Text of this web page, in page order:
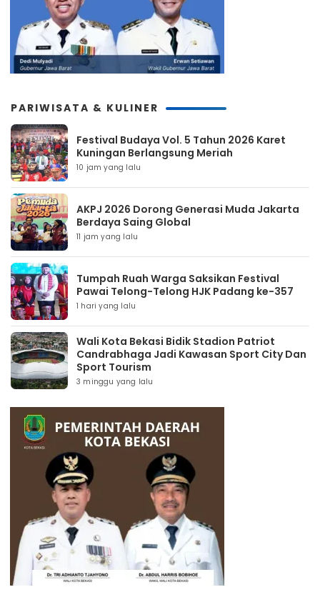
PARIWISATA & KULINER
Festival Budaya Vol. 5 Tahun 2026 Karet
Kuningan Berlangsung Meriah
10 jam yang lalu
AKPJ 2026 Dorong Generasi Muda Jakarta
Berdaya Saing Global
11 jam yang lalu
Tumpah Ruah Warga Saksikan Festival
Pawai Telong-Telong HJK Padang ke-357
1 hari yang lalu
Wali Kota Bekasi Bidik Stadion Patriot
Candrabhaga Jadi Kawasan Sport City Dan
Sport Tourism
3 minggu yang lalu